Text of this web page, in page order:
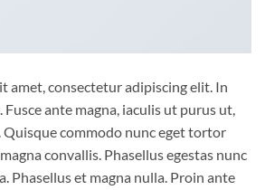
amet, consectetur adipiscing elit. In
ante magna, iaculis ut purus ut,
commodo nunc eget tortor
convallis. Phasellus egestas nunc
Phasellus et magna nulla. Proin ante